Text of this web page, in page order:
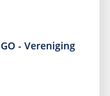
- Vereniging